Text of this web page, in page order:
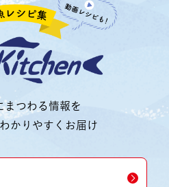
まつわる情報を
かりやすくお届け